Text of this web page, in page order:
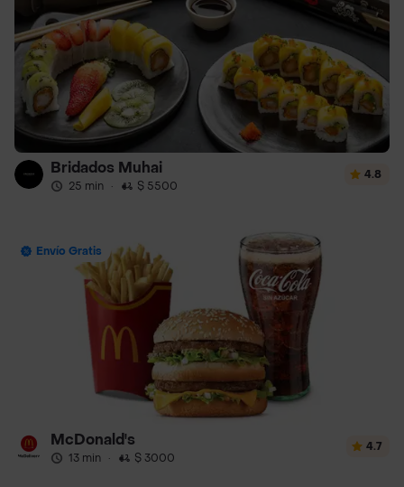
Bridados Muhai
25 min · $ 5500
4.8
Envío Gratis
McDonald's
13 min · $ 3000
4.7